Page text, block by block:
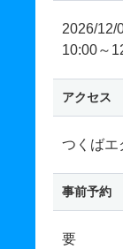
2026/12/
10:00～
アクセス
つくばエ
事前予約
要